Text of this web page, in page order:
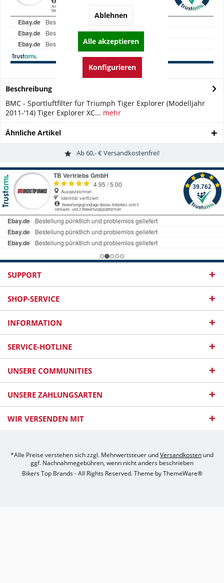
Beschreibung
BMC - Sportluftfilter für Triumph Tiger Explorer (Modelljahr
2011-'14) Tiger Explorer XC... mehr
Ähnliche Artikel
Ab 60,- € Versandkostenfrei!
SUPPORT
SHOP-SERVICE
INFORMATION
SERVICE-HOTLINE
UNSERE COMMUNITIES
UNSERE ZAHLUNGSARTEN
WIR VERSENDEN MIT
*Alle Preise verstehen sich zzgl. Mehrwertsteuer undVersandkosten und
ggf. Nachnahmegebühren, wenn nicht anders beschrieben
Bikers Top Brands - All Rights Reserved. Theme byThemeWare®
Ablehnen
Alle akzeptieren
Konfigurieren